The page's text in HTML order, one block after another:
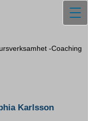
-Coaching
Karlsson